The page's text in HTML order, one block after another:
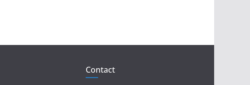
Contact